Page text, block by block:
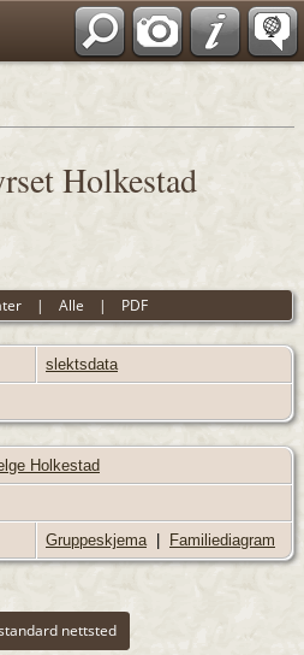
Holkestad
|Alle | PDF
slektsdata
Holkestad
Gruppeskjema | Familiediagram
nettsted